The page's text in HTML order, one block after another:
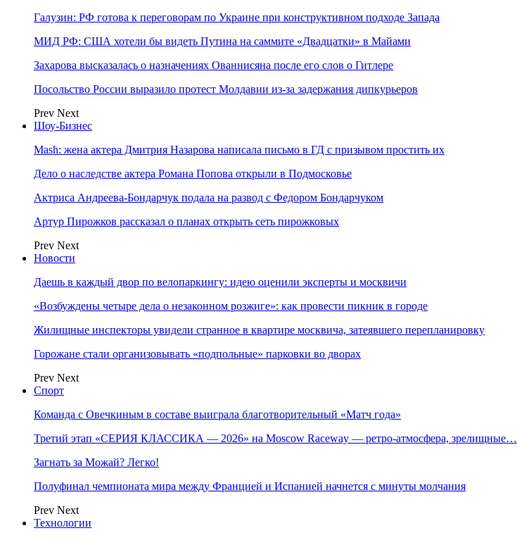
Галузин: РФ готова к переговорам по Украине при конструктивном подходе Запада
МИД РФ: США хотели бы видеть Путина на саммите «Двадцатки» в Майами
Захарова высказалась о назначениях Ованнисяна после его слов о Гитлере
Посольство России выразило протест Молдавии из-за задержания дипкурьеров
Prev Next
Шоу-Бизнес
Mash: жена актера Дмитрия Назарова написала письмо в ГД с призывом простить их
Дело о наследстве актера Романа Попова открыли в Подмосковье
Актриса Андреева-Бондарчук подала на развод с Федором Бондарчуком
Артур Пирожков рассказал о планах открыть сеть пирожковых
Prev Next
Новости
Даешь в каждый двор по велопаркингу: идею оценили эксперты и москвичи
«Возбуждены четыре дела о незаконном розжиге»: как провести пикник в городе
Жилищные инспекторы увидели странное в квартире москвича, затеявшего перепланировку
Горожане стали организовывать «подпольные» парковки во дворах
Prev Next
Спорт
Команда с Овечкиным в составе выиграла благотворительный «Матч года»
Третий этап «СЕРИЯ КЛАССИКА — 2026» на Moscow Raceway — ретро‑атмосфера, зрелищные…
Загнать за Можай? Легко!
Полуфинал чемпионата мира между Францией и Испанией начнется с минуты молчания
Prev Next
Технологии